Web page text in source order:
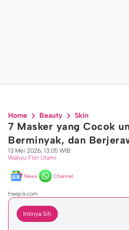
Home Beauty Skin
7 Masker yang Cocok
Berminyak, dan
13 Mei 2026, 13:05 WIB
Wahyu Fitri Utami
News Channel
freepik.com
Intinya Sih